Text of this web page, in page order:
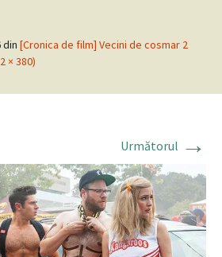
din [Cronica de film] Vecini de cosmar 2
× 380)
Următorul →